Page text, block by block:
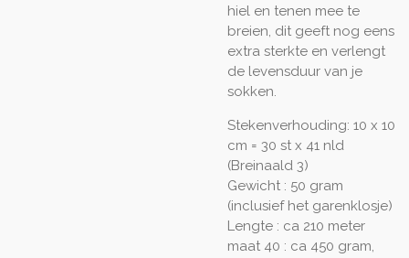
hiel en tenen mee te
breien, dit geeft nog eens
extra sterkte en verlengt
de levensduur van je
sokken.
Stekenverhouding: 10 x 10
cm = 30 st x 41 nld
(Breinaald 3)
Gewicht : 50 gram
(inclusief het garenklosje)
Lengte : ca 210 meter
maat 40 : ca 450 gram,